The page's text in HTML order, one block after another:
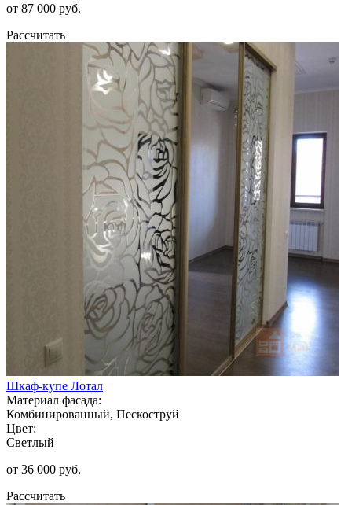
от 87 000 руб.
Рассчитать
Шкаф-купе Лотал
Материал фасада:
Комбинированный, Пескоструй
Цвет:
Светлый
от 36 000 руб.
Рассчитать